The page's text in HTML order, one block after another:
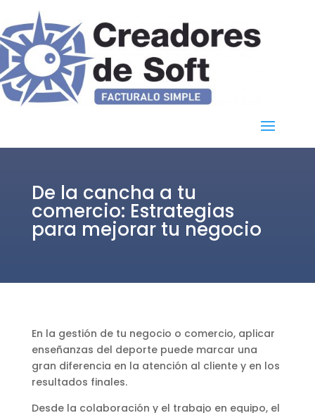
De la cancha a tu
comercio: Estrategias
para mejorar tu negocio
En la gestión de tu negocio o comercio, aplicar
enseñanzas del deporte puede marcar una
gran diferencia en la atención al cliente y en los
resultados finales.
Desde la colaboración y el trabajo en equipo, el